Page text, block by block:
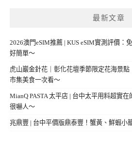
最新文章
2026澳門eSIM推薦 | KUS eSIM實測評價：
好簡單～
虎山巖金針花｜彰化花壇季節限定花海景
市集美食一次看～
MianQ PASTA 太平店 | 台中太平用料超實
很嚇人～
兆鼎豐 | 台中平價版鼎泰豐！蟹黃、鮮蝦小